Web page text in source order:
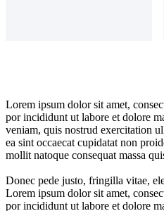
Lorem ipsum dolor sit amet,
por incididunt ut labore et dolore
veniam, quis nostrud exercitation
ea sint occaecat cupidatat non
mollit natoque consequat massa
Donec pede justo, fringilla vitae,
Lorem ipsum dolor sit amet,
por incididunt ut labore et dolore